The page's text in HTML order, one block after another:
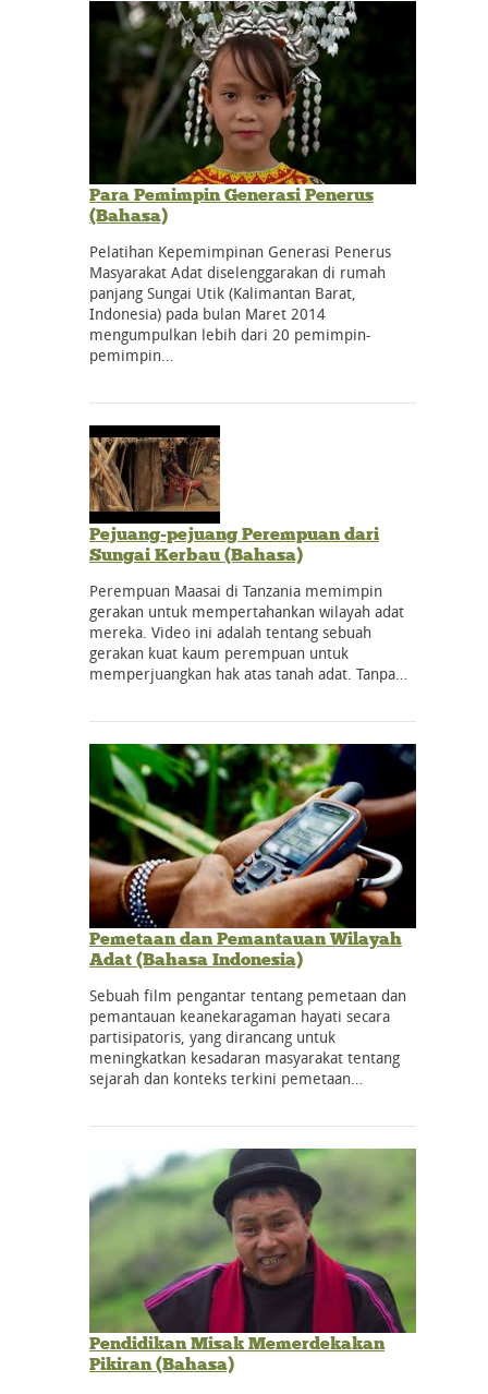
Para Pemimpin Generasi Penerus
(Bahasa)
Pelatihan Kepemimpinan Generasi Penerus
Masyarakat Adat diselenggarakan di rumah
panjang Sungai Utik (Kalimantan Barat,
Indonesia) pada bulan Maret 2014
mengumpulkan lebih dari 20 pemimpin-
pemimpin…
Pejuang-pejuang Perempuan dari
Sungai Kerbau (Bahasa)
Perempuan Maasai di Tanzania memimpin
gerakan untuk mempertahankan wilayah adat
mereka. Video ini adalah tentang sebuah
gerakan kuat kaum perempuan untuk
memperjuangkan hak atas tanah adat. Tanpa…
Pemetaan dan Pemantauan Wilayah
Adat (Bahasa Indonesia)
Sebuah film pengantar tentang pemetaan dan
pemantauan keanekaragaman hayati secara
partisipatoris, yang dirancang untuk
meningkatkan kesadaran masyarakat tentang
sejarah dan konteks terkini pemetaan…
Pendidikan Misak Memerdekakan
Pikiran (Bahasa)